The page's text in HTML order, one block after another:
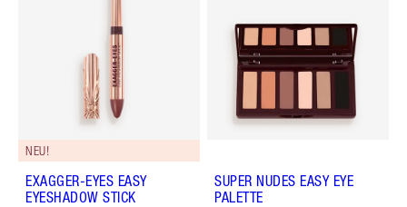
NEU!
EXAGGER-EYES EASY
EYESHADOW STICK
SUPER NUDES EASY EYE
PALETTE